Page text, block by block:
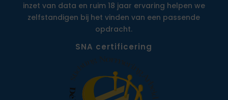
inzet van data en ruim 18 jaar ervaring helpen we
zelfstandigen bij het vinden van een passende
opdracht.
SNA certificering